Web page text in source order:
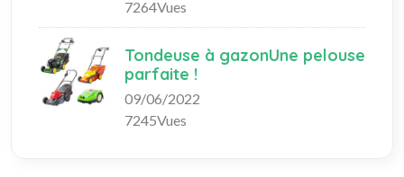
7264Vues
Tondeuse à gazonUne pelouse
parfaite !
09/06/2022
7245Vues